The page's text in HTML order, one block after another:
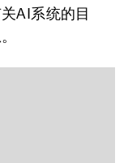
AI系统的目